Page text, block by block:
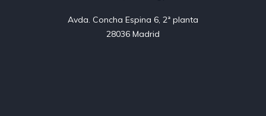
Avda. Concha Espina 6, 2ª planta
28036 Madrid